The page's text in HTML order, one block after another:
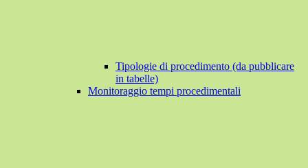
Tipologie di procedimento (da pubblicare
in tabelle)
Monitoraggio tempi procedimentali